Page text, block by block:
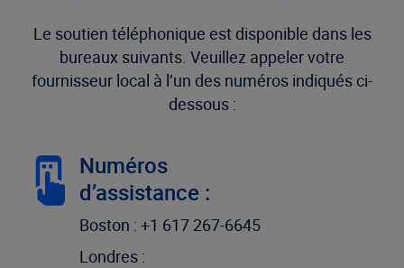
Le soutien téléphonique est disponible dans les
bureaux suivants. Veuillez appeler votre
fournisseur local à l’un des numéros indiqués ci-
dessous :
Numéros
d’assistance :
Boston : +1 617 267-6645
Londres :